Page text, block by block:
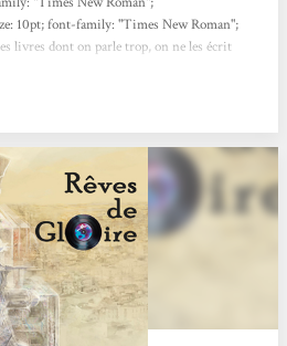
10pt; font-family: "Times New Roman";
livres dont on parle trop, on ne les écrit
à la campagne, il y a bientôt quinze ans de